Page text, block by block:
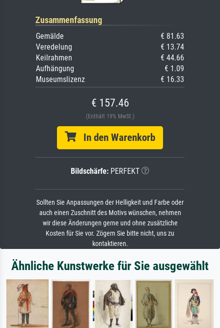
Zusammenfassung
Gemälde
€ 81.63
Veredelung
€ 13.74
Keilrahmen
€ 44.66
Aufhängung
€ 1.09
Museumslizenz
€ 16.33
€ 157.46
(Enthält 19% MwSt.)
In den Warenkorb
Bildschärfe: PERFEKT
Sollten Sie Anpassungen der Helligkeit und Farbe oder
auch einen Zuschnitt des Motivs wünschen, nehmen
wir diese Änderungen gerne und ohne zusätzliche
Kosten für Sie vor. Zögern Sie bitte nicht, uns zu
kontaktieren.
Ähnliche Kunstwerke für Sie ausgewählt